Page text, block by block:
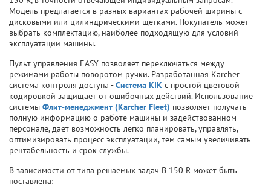
Модель предлагается в разных вариантах рабочей ширины с
дисковыми или цилиндрическими щетками. Покупатель может
выбрать комплектацию, наиболее подходящую для условий
эксплуатации машины.
Пульт управления EASY позволяет переключаться между
режимами работы поворотом ручки. Разработанная Karcher
система контроля доступа -Система KIK с простой цветовой
кодировкой защищает от ошибочных действий. Использование
системы Флит-менеджмент (Karcher Fleet) позволяет получать
полную информацию о работе машины и задействованном
персонале, дает возможность легко планировать, управлять,
оптимизировать процесс эксплуатации, тем самым увеличивать
рентабельность и срок службы.
В зависимости от типа решаемых задач B 150 R может быть
поставлена: